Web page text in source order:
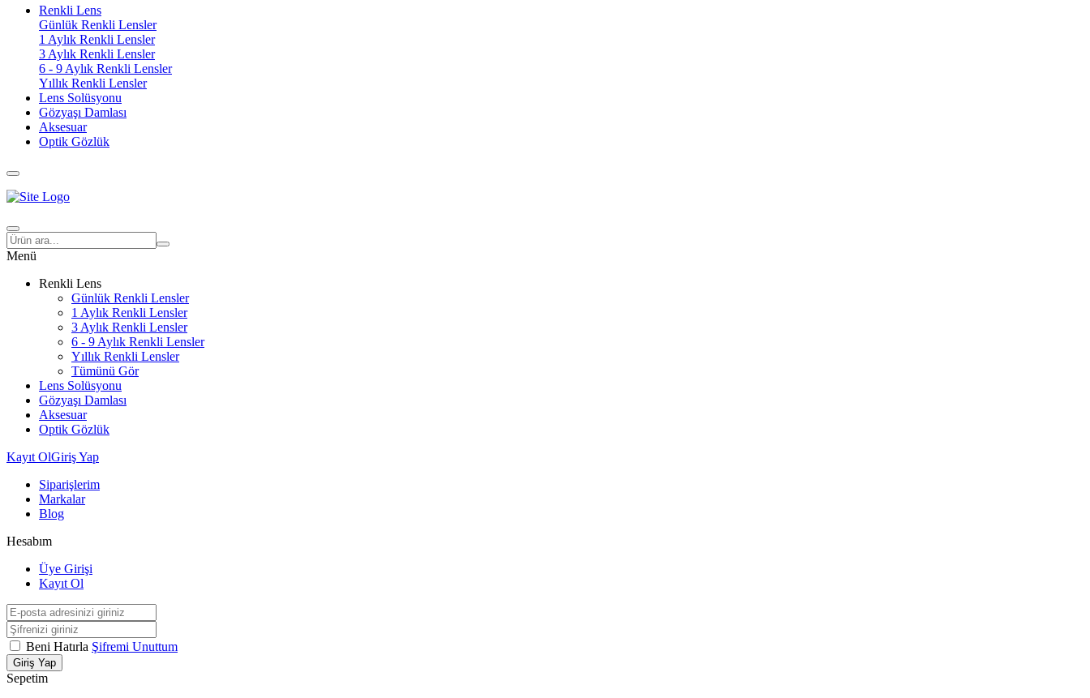
Renkli Lens
Günlük Renkli Lensler
1 Aylık Renkli Lensler
3 Aylık Renkli Lensler
6 - 9 Aylık Renkli Lensler
Yıllık Renkli Lensler
Lens Solüsyonu
Gözyaşı Damlası
Aksesuar
Optik Gözlük
Menü
Renkli Lens
Günlük Renkli Lensler
1 Aylık Renkli Lensler
3 Aylık Renkli Lensler
6 - 9 Aylık Renkli Lensler
Yıllık Renkli Lensler
Tümünü Gör
Lens Solüsyonu
Gözyaşı Damlası
Aksesuar
Optik Gözlük
Kayıt OlGiriş Yap
Siparişlerim
Markalar
Blog
Hesabım
Üye Girişi
Kayıt Ol
Beni Hatırla Şifremi Unuttum
Giriş Yap
Sepetim